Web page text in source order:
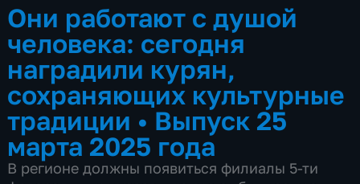
Они работают с душой
человека: сегодня
наградили курян,
сохраняющих культурные
традиции • Выпуск 25
марта 2025 года
В регионе должны появиться филиалы 5-ти